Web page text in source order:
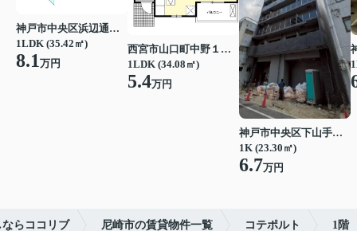
神戸市中央区浜辺通３丁目
1LDK (35.42㎡)
8.1万円
西宮市山口町中野１丁目
1LDK (34.08㎡)
5.4万円
神戸市中央区下山手通７丁目
1K (23.30㎡)
6.7万円
らココリブ 尼崎市の賃貸物件一覧 コテポルト 1階